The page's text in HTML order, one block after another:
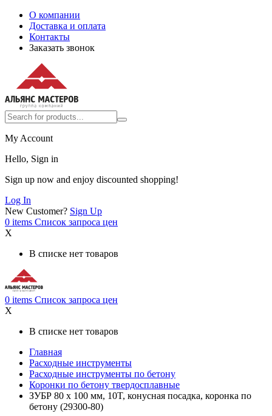
О компании
Доставка и оплата
Контакты
Заказать звонок
My Account
Hello, Sign in
Sign up now and enjoy discounted shopping!
Log In
New Customer? Sign Up
0 items Список запроса цен
X
В списке нет товаров
0 items Список запроса цен
X
В списке нет товаров
Главная
Расходные инструменты
Расходные инструменты по бетону
Коронки по бетону твердосплавные
ЗУБР 80 x 100 мм, 10T, конусная посадка, коронка по
бетону (29300-80)